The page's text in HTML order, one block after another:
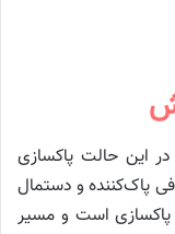
این حالت پاکسازی
پاک‌کننده و دستمال
پاکسازی است و مسیر